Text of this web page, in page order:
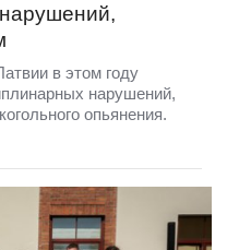
в этом году
нарушений,
опьянения.